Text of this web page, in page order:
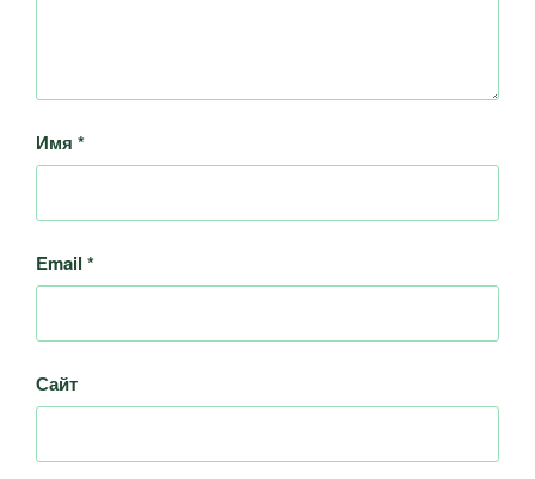
Имя *
Email *
Сайт